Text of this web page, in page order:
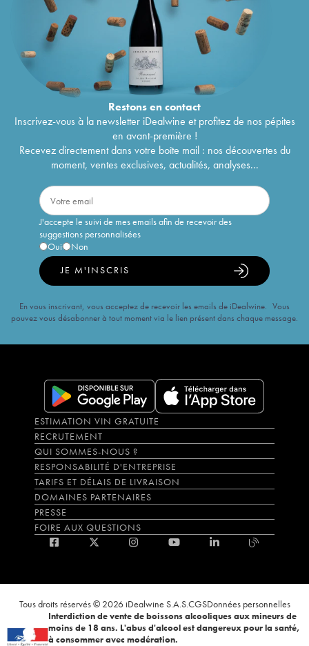
Restons encontact
Inscrivez-vous à la newsletter iDealwine et profitez de nos pépites
en avant-première !
Recevez directement dans votre boîte mail : nos découvertes du
moment, ventes exclusives, actualités, analyses...
J'accepte le suivi de mes emails afin de recevoir des
suggestions personnalisées
Oui
Non
JE M'INSCRIS
En vous inscrivant, vous acceptez de recevoir les emails de iDealwine. Vous
pouvez vous désabonner à tout moment via le lien présent dans chaque message.
ESTIMATION VIN GRATUITE
RECRUTEMENT
QUI SOMMES-NOUS ?
RESPONSABILITÉ D'ENTREPRISE
TARIFS ET DÉLAIS DE LIVRAISON
DOMAINES PARTENAIRES
PRESSE
FOIRE AUX QUESTIONS
Tous droits réservés © 2026 iDealwine S.A.S.CGSDonnées personnelles
Interdiction de vente de boissons alcooliques aux mineurs de
moins de 18 ans. L'abus d'alcool est dangereux pour la santé,
à consommer avec modération.